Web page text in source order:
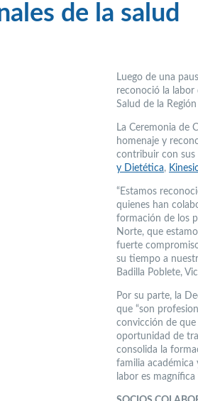
de la salud
Luego de una
reconoció la labor
Salud de la
La Ceremonia de
homenaje y
contribuir con sus
y Dietética,
“Estamos
quienes han
formación de los
Norte, que
fuerte
su tiempo a
Badilla Poblete,
Por su parte, la
que “son
convicción de
oportunidad de
consolida la
familia académica
labor es